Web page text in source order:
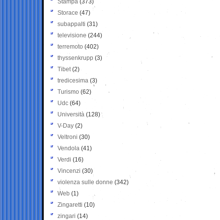
Stampa (373)
Storace (47)
subappalti (31)
televisione(244)
terremoto (402)
thyssenkrupp (3)
Tibet(2)
tredicesima (3)
Turismo (62)
Udc (64)
Università (128)
V-Day (2)
Veltroni (30)
Vendola (41)
Verdi (16)
Vincenzi (30)
violenza sulle donne (342)
Web (1)
Zingaretti (10)
zingari (14)